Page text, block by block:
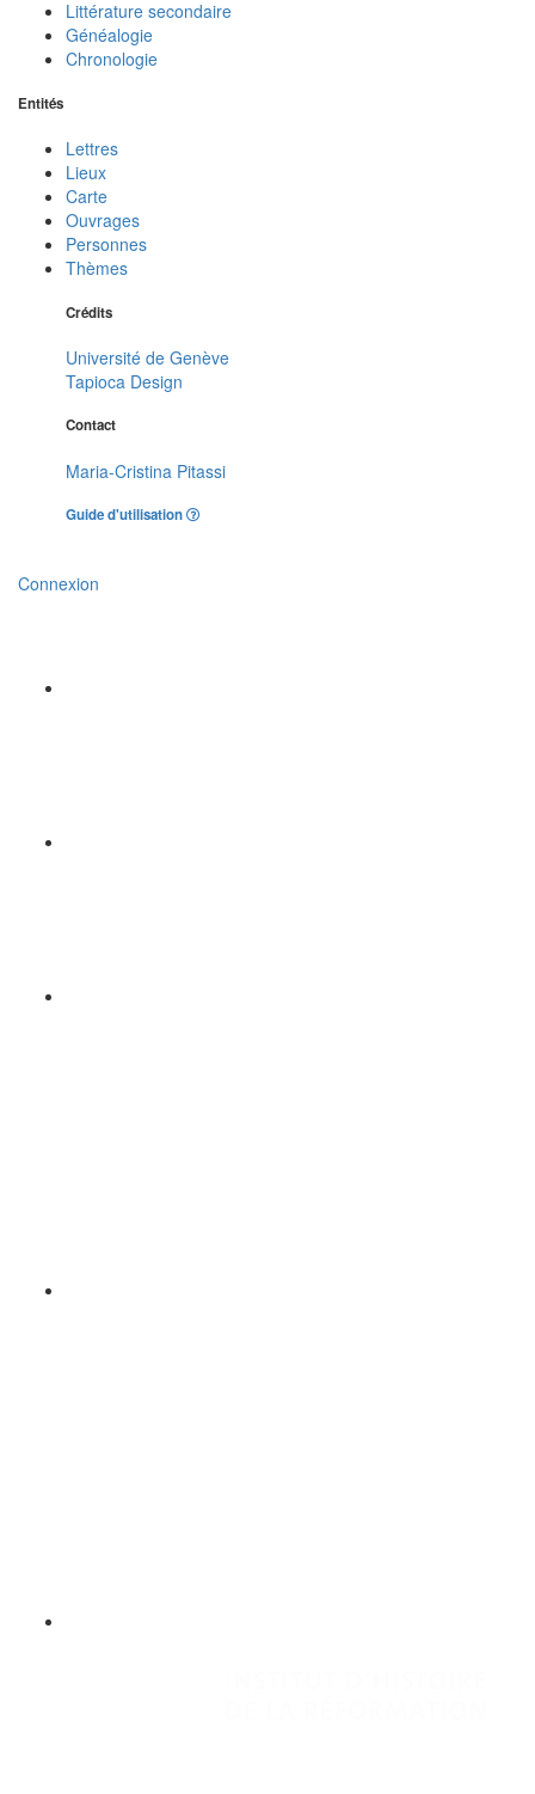
Littérature secondaire
Généalogie
Chronologie
Entités
Lettres
Lieux
Carte
Ouvrages
Personnes
Thèmes
Crédits
Université de Genève
Tapioca Design
Contact
Maria-Cristina Pitassi
Guide d'utilisation
Connexion